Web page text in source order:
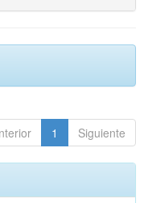
1 Siguiente